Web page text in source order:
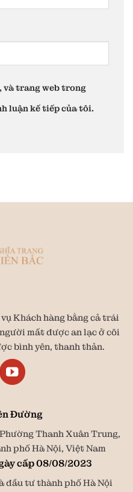
và trang web trong
luận kế tiếp của tôi.
Khách hàng bằng cả trái
mất được an lạc ở cõi
bình yên, thanh thản.
Đường
Thanh Xuân Trung,
phố Hà Nội, Việt Nam
cấp 08/08/2023
đầu tư thành phố Hà Nội